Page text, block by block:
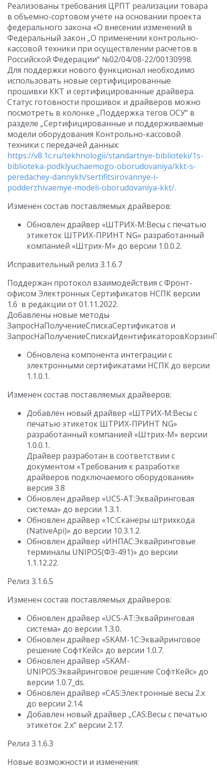
Реализованы требования ЦРПТ реализации товара
в объемно-сортовом учете на основании проекта
федерального закона «О внесении изменений в
Федеральный закон „О применении контрольно-
кассовой техники при осуществлении расчетов в
Российской Федерации“ №02/04/08-22/00130998.
Для поддержки нового функционал необходимо
использовать новые сертифицированные
прошивки ККТ и сертифицированные драйвера.
Статус готовности прошивок и драйверов можно
посмотреть в колонке „Поддержка тегов ОСУ“ в
разделе „Сертифицированные и поддерживаемые
модели оборудования Контрольно-кассовой
техники с передачей данных:
https://v8.1c.ru/tekhnologii/standartnye-biblioteki/1s-
biblioteka-podklyuchaemogo-oborudovaniya/kkt-s-
peredachey-dannykh/sertifitsirovannye-i-
podderzhivaemye-modeli-oborudovaniya-kkt/.
Изменен состав поставляемых драйверов:
Обновлен драйвер «ШТРИХ-М:Весы с печатью
этикеток ШТРИХ-ПРИНТ NG» разработанный
компанией «Штрих-М» до версии 1.0.0.2.
Исправительный релиз 3.1.6.7
Поддержан протокол взаимодействия с Фронт-
офисом Электронных Сертификатов НСПК версии
1.6 в редакции от 01.11.2022.
Добавлены новые методы
ЗапросНаПолучениеСпискаСертификатов и
Обновлена компонента интеграции с
электронными сертификатами НСПК до версии
1.1.0.1.
Изменен состав поставляемых драйверов:
Добавлен новый драйвер «ШТРИХ-М:Весы с
печатью этикеток ШТРИХ-ПРИНТ NG»
разработанный компанией «Штрих-М» версии
1.0.0.1.
Драйвер разработан в соответствии с
документом «Требования к разработке
драйверов подключаемого оборудования»
версия 3.8
Обновлен драйвер «UCS-AT:Эквайринговая
система» до версии 1.3.1.
Обновлен драйвер «1С:Сканеры штрихкода
(NativeApi)» до версии 10.3.1.2.
Обновлен драйвер «ИНПАС:Эквайринговые
терминалы UNIPOS(ФЗ-491)» до версии
1.1.12.22.
Релиз 3.1.6.5
Изменен состав поставляемых драйверов:
Обновлен драйвер «UCS-AT:Эквайринговая
система» до версии 1.3.0.
Обновлен драйвер «SKAM-1C:Эквайринговое
решение СофтКейс» до версии 1.0.7.
Обновлен драйвер «SKAM-
UNIPOS:Эквайринговое решение СофтКейс» до
версии 1.0.7_ds.
Обновлен драйвер «CAS:Электронные весы 2.х
до версии 2.14.
Добавлен новый драйвер „CAS:Весы с печатью
этикеток 2.х“ версии 2.17.
Релиз 3.1.6.3
Новые возможности и изменения: